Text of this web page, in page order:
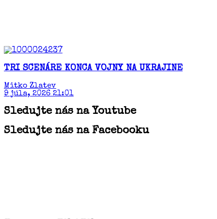
TRI SCENÁRE KONCA VOJNY NA UKRAJINE
Mitko Zlatev
9 júla, 2026 21:01
Sledujte nás na Youtube
Sledujte nás na Facebooku